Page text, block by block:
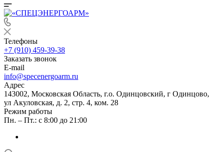
Телефоны
+7 (910) 459-39-38
Заказать звонок
E-mail
info@specenergoarm.ru
Адрес
143002, Московская Область, г.о. Одинцовский, г Одинцово,
ул Акуловская, д. 2, стр. 4, ком. 28
Режим работы
Пн. – Пт.: с 8:00 до 21:00